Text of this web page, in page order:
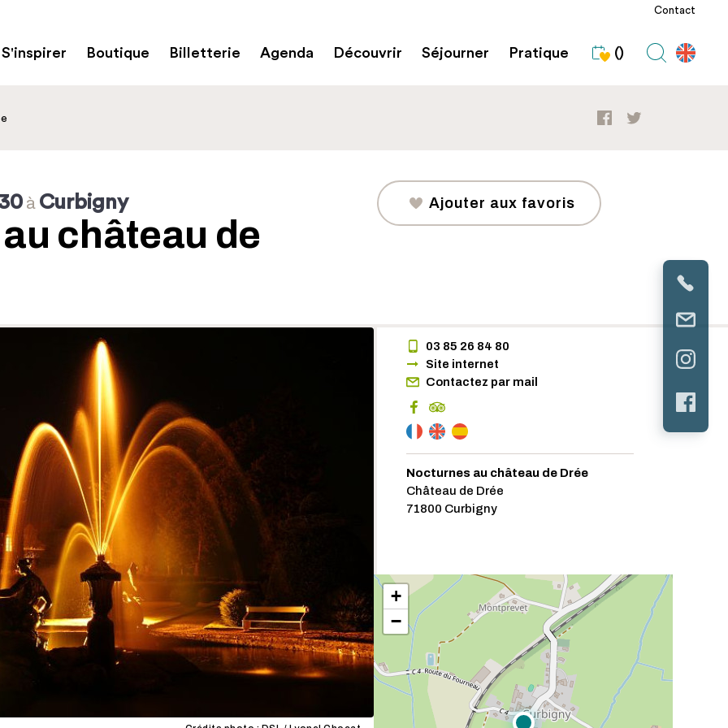
Contact
S'inspirer Boutique Billetterie Agenda Découvrir Séjourner Pratique ()
à Curbigny
château de
Ajouter aux favoris
03 85 26 84 80
Site internet
Contactez par mail
Nocturnes au château de Drée
Château de Drée
71800 Curbigny
+
−